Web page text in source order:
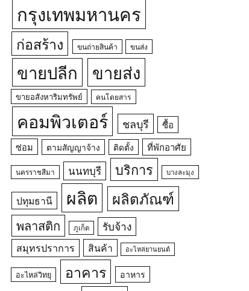
กรุงเทพมหานคร
ก่อสร้าง ขนถ่ายสินค้า ขนส่ง
ขายปลีก ขายส่ง
ขายอสังหาริมทรัพย์ คนโดยสาร
คอมพิวเตอร์ ชลบุรี
ซื้อ
ซ่อม
ตามสัญญาจ้าง ติดตั้ง ที่พักอาศัย
นครราชสีมา นนทบุรี บริการ บางละมุง
ปทุมธานี ผลิต ผลิตภัณฑ์
พลาสติก ภูเก็ต รับจ้าง
สมุทรปราการ สินค้า อะไหล่ยานยนต์
อะไหล่วิทยุ อาคาร อาหาร